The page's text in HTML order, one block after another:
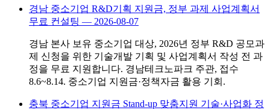
경남 중소기업 R&D기획 지원금, 정부 과제 사업계획서
무료 컨설팅 — 2026-08-07
경남 본사 보유 중소기업 대상, 2026년 정부 R&D 공모과
제 신청을 위한 기술개발 기획 및 사업계획서 작성 전 과
정을 무료 지원합니다. 경남테크노파크 주관, 접수
8.6~8.14. 중소기업 지원금·정책자금 활용 기회.
충북 중소기업 지원금 Stand-up 맞춤지원 기술·사업화 정